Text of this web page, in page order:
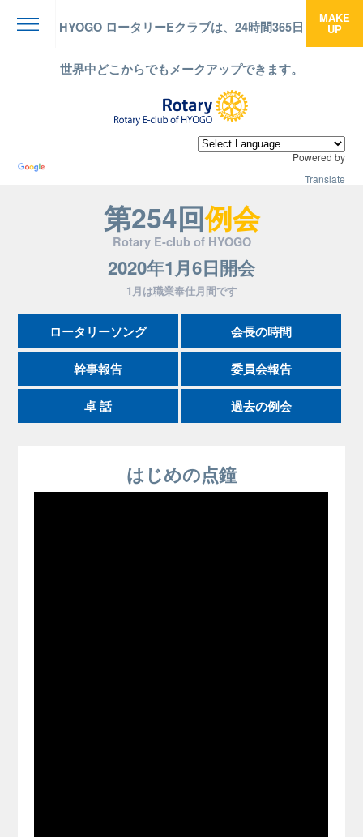
HYOGO ロータリーEクラブは、24時間365日
世界中どこからでもメークアップできます。
MAKE
UP
Powered by
Translate
第254回例会
Rotary E-club of HYOGO
2020年1月6日開会
1月は職業奉仕月間です
ロータリーソング 会長の時間
幹事報告 委員会報告
卓 話 過去の例会
はじめの点鐘